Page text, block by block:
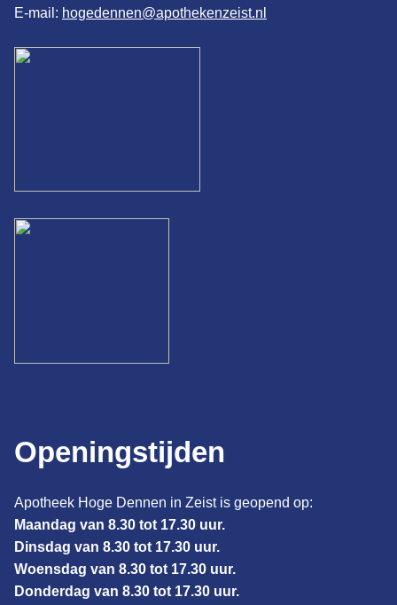
E-mail: hogedennen@apothekenzeist.nl
Openingstijden
Apotheek Hoge Dennen in Zeist is geopend op:
Maandag van 8.30 tot 17.30 uur.
Dinsdag van 8.30 tot 17.30 uur.
Woensdag van 8.30 tot 17.30 uur.
Donderdag van 8.30 tot 17.30 uur.